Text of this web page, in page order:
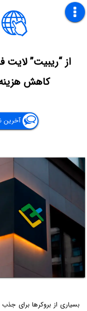
از “ریبیت”
کاهش
آخرین
بسیاری از بروکرها برای